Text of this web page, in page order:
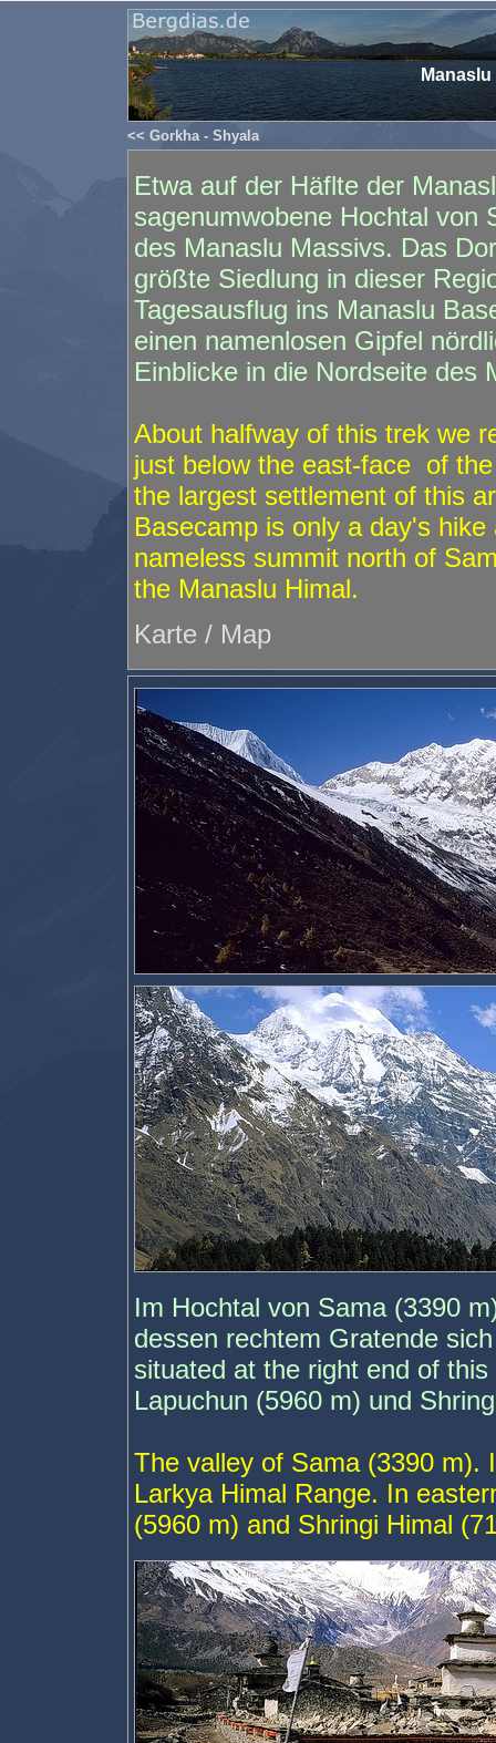
<< Gorkha - Shyala
Etwa auf der Häflte der
sagenumwobene Hochtal von
des Manaslu Massivs. Das
größte Siedlung in dieser
Tagesausflug ins Manaslu
einen namenlosen Gipfel
Einblicke in die Nordseite des
About halfway of this trek we
just below the east-face of
the largest settlement of this
Basecamp is only a day's
nameless summit north of
the Manaslu Himal.
Karte / Map
Im Hochtal von Sama (3390
dessen rechtem Gratende
situated at the right end of
Lapuchun (5960 m) und
The valley of Sama (3390 m).
Larkya Himal Range. In
(5960 m) and Shringi Himal